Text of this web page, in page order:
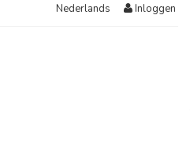
Nederlands Inloggen